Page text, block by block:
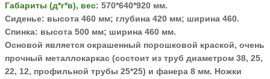
Габариты (д*г*в), вес: 570*640*920 мм.
Сиденье: высота 460 мм; глубина 420 мм; ширина 460.
Спинка: высота 500 мм; ширина 460 мм.
Основой является окрашенный порошковой краской, очень
прочный металлокаркас (состоит из труб диаметром 38, 25,
22, 12, профильной трубы 25*25) и фанера 8 мм. Ножки